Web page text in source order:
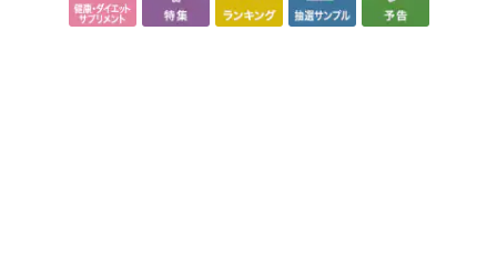
金はいたしかねます。